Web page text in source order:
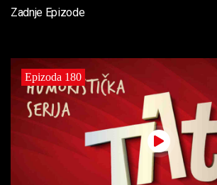
Zadnje Epizode
Epizoda 180